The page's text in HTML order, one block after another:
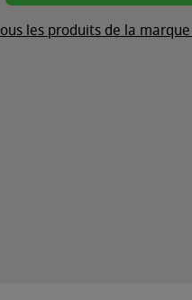
les produits de la